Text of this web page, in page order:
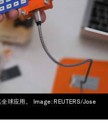
球应用。 Image: REUTERS/Jose